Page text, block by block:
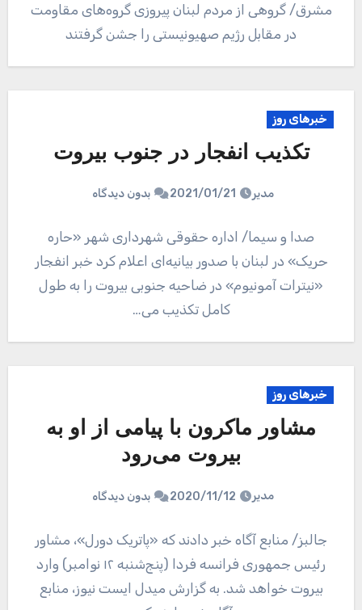
مشرق/ گروهی از مردم لبنان پیروزی گروه‌های مقاومت
در مقابل رژیم صهیونیستی را جشن گرفتند
خبرهای روز
تکذیب انفجار در جنوب بیروت
مدیر 2021/01/21 بدون دیدگاه
صدا و سیما/ اداره حقوقی شهرداری شهر «حاره
حریک» در لبنان با صدور بیانیه‌ای اعلام کرد خبر انفجار
«نیترات آمونیوم» در ضاحیه جنوبی بیروت را به طول
کامل تکذیب می…
خبرهای روز
مشاور ماکرون با پیامی از او به
بیروت می‌رود
مدیر 2020/11/12 بدون دیدگاه
جالبز/ منابع آگاه خبر دادند که «پاتریک دورل»، مشاور
رئیس جمهوری فرانسه فردا (پنج‌شنبه ۱۲ نوامبر) وارد
بیروت خواهد شد. به گزارش میدل ایست نیوز، منابع